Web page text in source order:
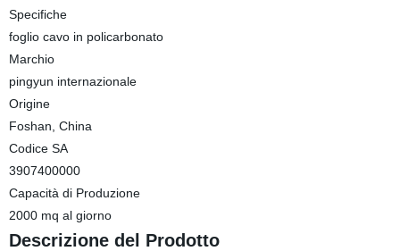
Specifiche
foglio cavo in policarbonato
Marchio
pingyun internazionale
Origine
Foshan, China
Codice SA
3907400000
Capacità di Produzione
2000 mq al giorno
Descrizione del Prodotto